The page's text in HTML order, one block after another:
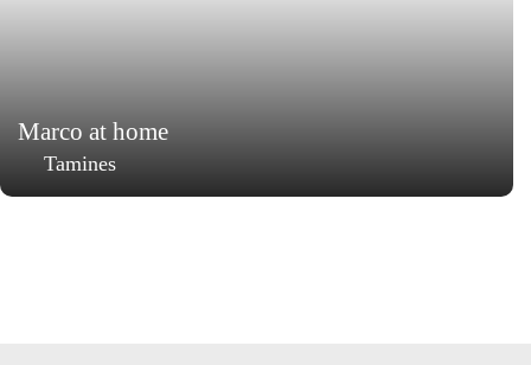
Marco at home
Tamines